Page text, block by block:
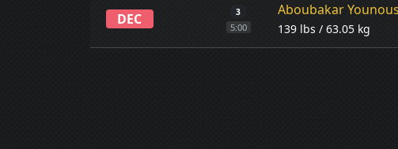
DEC 3
5:00
Aboubakar
139 lbs / 63.05 kg